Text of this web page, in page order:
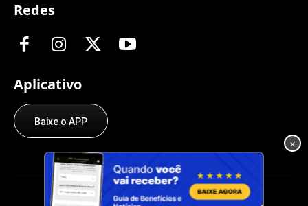
Redes
Aplicativo
Baixe o APP
×